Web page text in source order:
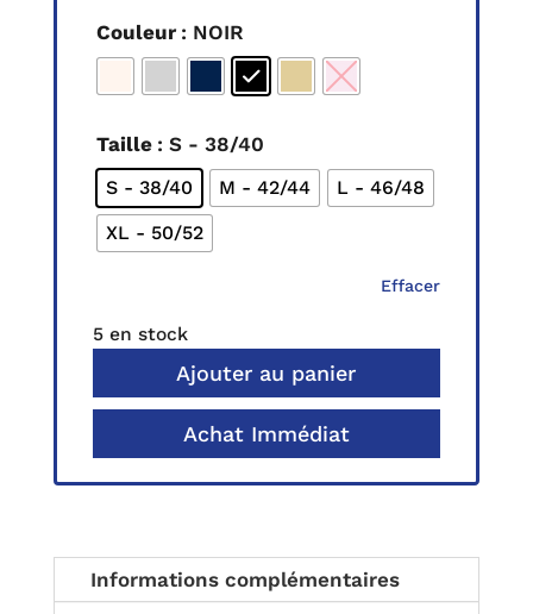
Couleur : NOIR
Taille : S - 38/40
S - 38/40 M - 42/44
L - 46/48
XL - 50/52
Effacer
5 en stock
Ajouter au panier
Achat Immédiat
Informations complémentaires